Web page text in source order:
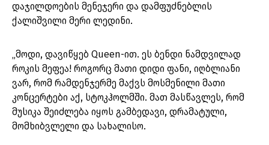
დაჯილდოების მენეჯერი და დამფუძნებლის
ქალიშვილი მერი ლედინი.
„მოდი, დავიწყებ Queen-ით. ეს ბენდი ნამდვილად
როკის მეფეა! როგორც მათი დიდი ფანი, იღბლიანი
ვარ, რომ რამდენჯერმე მაქვს მოსმენილი მათი
კონცერტები აქ, სტოკჰოლმში. მათ მასწავლეს, რომ
მუსიკა შეიძლება იყოს გამბედავი, დრამატული,
მომხიბვლელი და სახალისო.